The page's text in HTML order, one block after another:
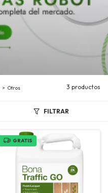
> Otros 3 productos
FILTRAR
GRATIS